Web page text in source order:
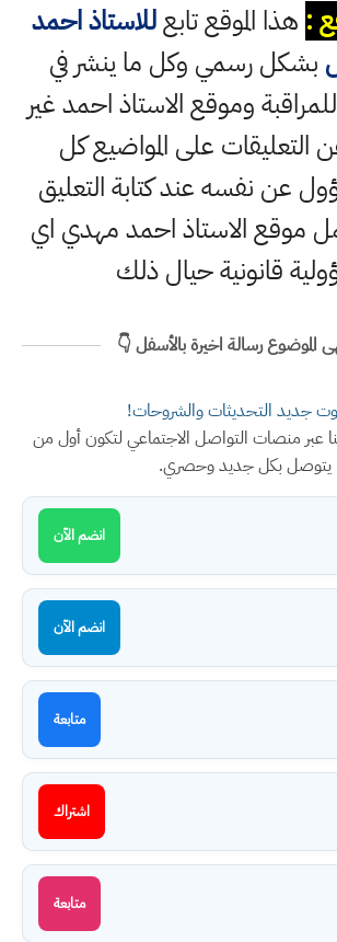
: هذا الموقع تابعللاستاذ احمد
بشكل رسمي وكل ما ينشر في
وموقع الاستاذ احمد غير
على المواضيع كل
نفسه عند كتابة التعليق
موقع الاستاذ احمد مهدي اي
قانونية حيال ذلك
الموضوع رسالة اخيرة بالأسفل 👇
جديد التحديثات والشروحات!
عبر منصات التواصل الاجتماعي لتكون أول من
يتوصل بكل جديد وحصري.
انضم الآن
انضم الآن
متابعة
اشتراك
متابعة